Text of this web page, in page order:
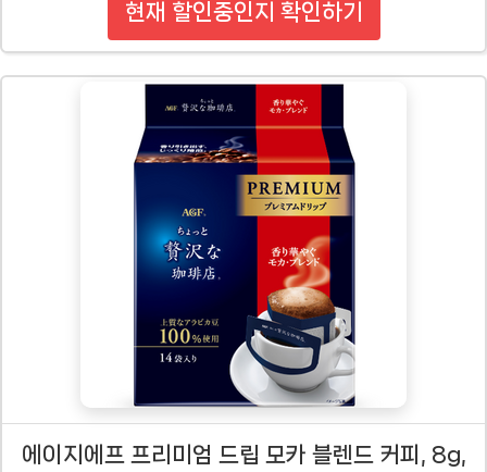
현재 할인중인지 확인하기
에이지에프 프리미엄 드립 모카 블렌드 커피, 8g,